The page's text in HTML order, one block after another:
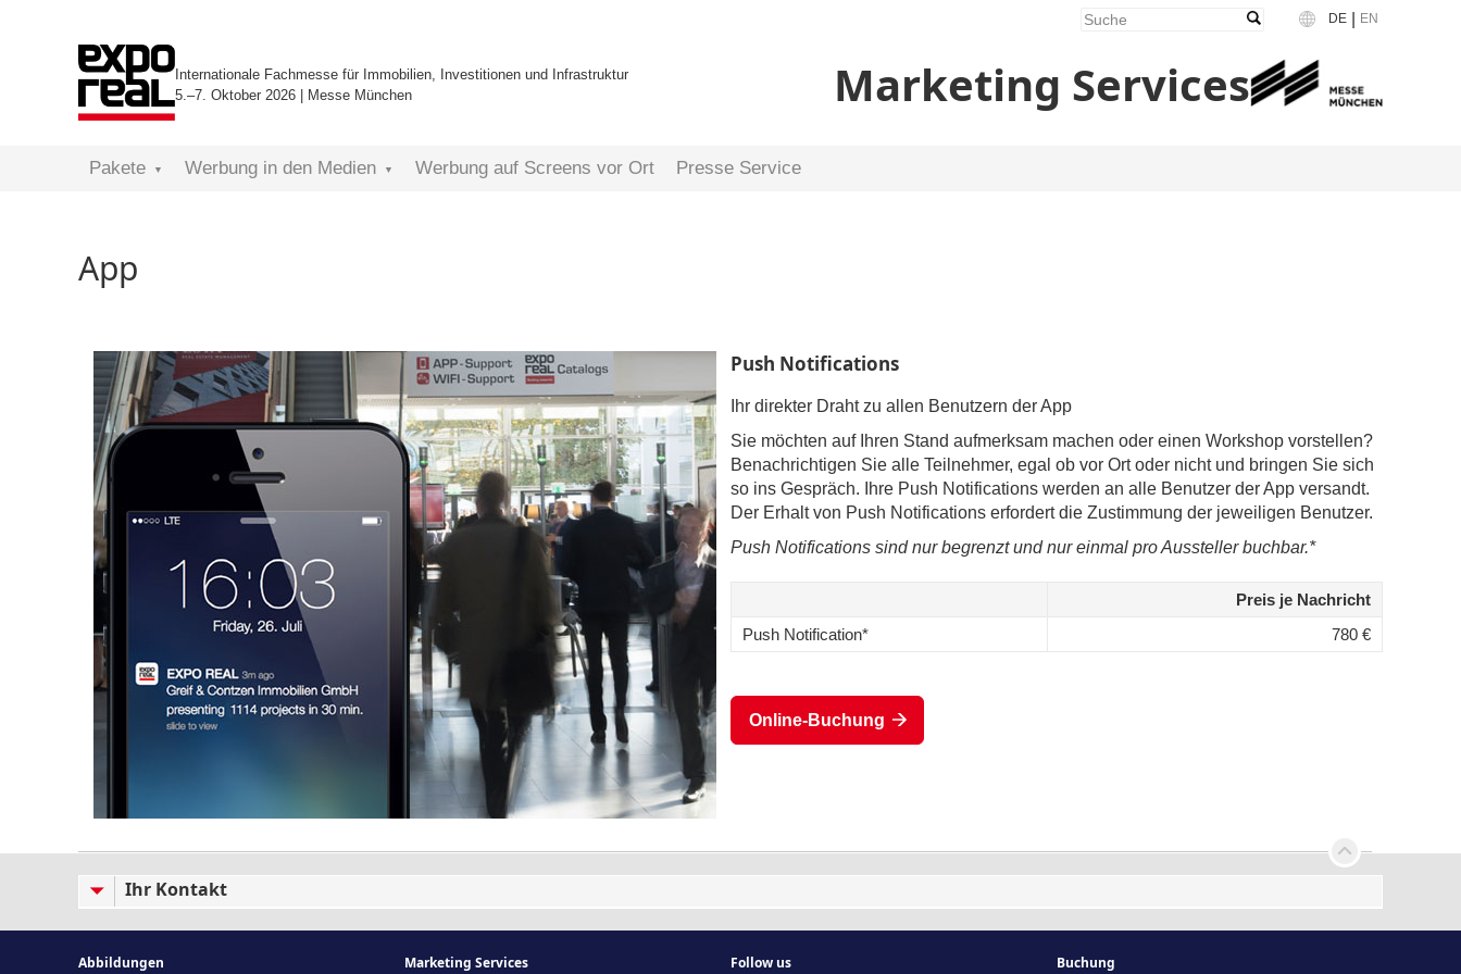
DE EN
Internationale Fachmesse für Immobilien, Investitionen und Infrastruktur
5.–7. Oktober 2026 | Messe München
Marketing Services
Pakete Werbung in den Medien Werbung auf Screens vor Ort Presse Service
App
Push Notifications
Ihr direkter Draht zu allen Benutzern der App
Sie möchten auf Ihren Stand aufmerksam machen oder einen Workshop vorstellen?
Benachrichtigen Sie alle Teilnehmer, egal ob vor Ort oder nicht und bringen Sie sich
so ins Gespräch. Ihre Push Notifications werden an alle Benutzer der App versandt.
Der Erhalt von Push Notifications erfordert die Zustimmung der jeweiligen Benutzer.
Push Notifications sind nur begrenzt und nur einmal pro Aussteller buchbar.*
Preis je Nachricht
Push Notification*
780 €
Online-Buchung
Ihr Kontakt
Abbildungen Marketing Services Follow us Buchung